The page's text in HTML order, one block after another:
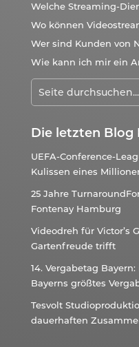
Welche Streaming-
Wo können
Wer sind Kunden von
Wie kann ich mir ein
Die letzten Blog
UEFA-Conference-
Kulissen eines
25 Jahre
Fontenay Hamburg
Videodreh für Victor’s
Gartenfreude trifft
14. Vergabetag
Bayerns größtes
Tesvolt
dauerhaften